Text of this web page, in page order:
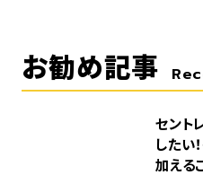
お勧め記事
セント
したい
加える